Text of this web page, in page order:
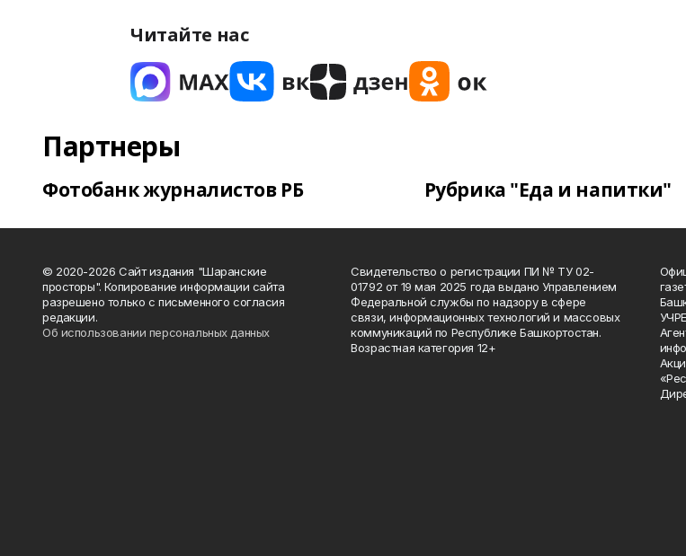
Читайте нас
Партнеры
Фотобанк журналистов РБ Рубрика "Еда и напитки"
© 2020-2026 Сайт издания "Шаранские
просторы". Копирование информации сайта
разрешено только с письменного согласия
редакции.
Об использовании персональных данных
Свидетельство о регистрации ПИ № ТУ 02-
01792 от 19 мая 2025 года выдано Управлением
Федеральной службы по надзору в сфере
связи, информационных технологий и массовых
коммуникаций по Республике Башкортостан.
Возрастная категория 12+